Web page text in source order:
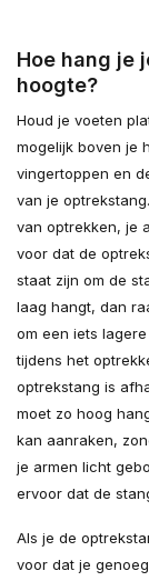
Hoe hang je
hoogte?
Houd je voeten
mogelijk boven je
vingertoppen en
van je
van optrekken, je
voor dat de
staat zijn om de
laag hangt, dan
om een iets
tijdens het
optrekstang is
moet zo hoog
kan aanraken,
je armen licht
ervoor dat de
Als je de
voor dat je